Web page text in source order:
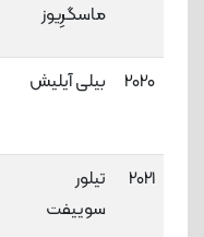
ماسگرِیوز
2020 بیلی آیلیش
2021
تیلور
سوییفت